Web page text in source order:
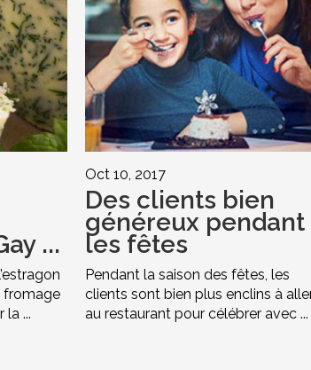
...
fromage
...
Oct 10, 2017
Des clients bien
généreux pendant
les fêtes
Pendant la saison des fêtes, les
clients sont bien plus enclins à
au restaurant pour célébrer avec ...